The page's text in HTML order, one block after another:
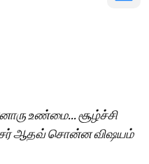
உண்மை... சூழ்ச்சி
ஆதவ் சொன்ன விஷயம்